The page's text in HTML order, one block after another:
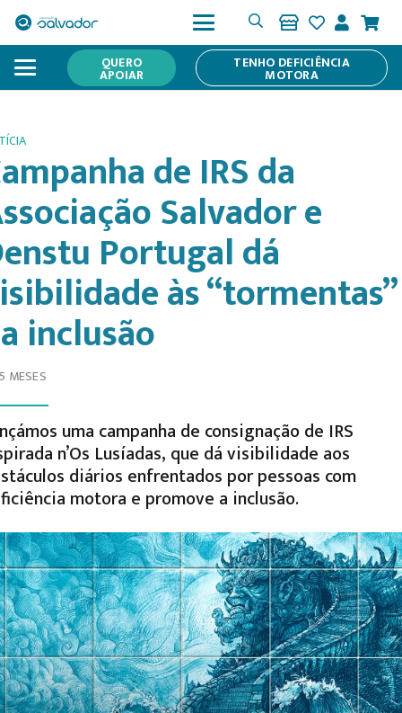
QUERO
APOIAR
TENHO DEFICIÊNCIA
MOTORA
de IRS da
Salvador e
Portugal dá
às “tormentas”
inclusão
MESES
uma campanha de consignação de IRS
n’Os Lusíadas, que dá visibilidade aos
diários enfrentados por pessoas com
motora e promove a inclusão.